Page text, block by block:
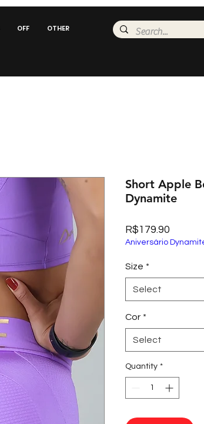
OFF OTHER
Short Apple
Dynamite
R$179.90
Aniversário
Size *
Select
Cor *
Select
Quantity *